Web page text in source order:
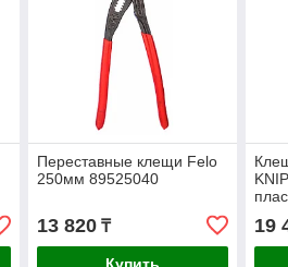
Переставные клещи Felo
250мм 89525040
13 820₸ 19